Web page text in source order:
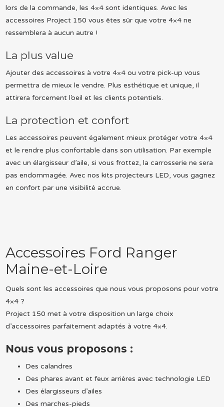
lors de la commande, les 4×4 sont identiques. Avec les
accessoires Project 150 vous êtes sûr que votre 4×4 ne
ressemblera à aucun autre !
La plus value
Ajouter des accessoires à votre 4×4 ou votre pick-up vous
permettra de mieux le vendre. Plus esthétique et unique, il
attirera forcement l’oeil et les clients potentiels.
La protection et confort
Les accessoires peuvent également mieux protéger votre 4×4
et le rendre plus confortable dans son utilisation. Par exemple
avec un élargisseur d’aile, si vous frottez, la carrosserie ne sera
pas endommagée. Avec nos kits projecteurs LED, vous gagnez
en confort par une visibilité accrue.
Accessoires Ford Ranger
Maine-et-Loire
Quels sont les accessoires que nous vous proposons pour votre
4×4 ?
Project 150 met à votre disposition un large choix
d’accessoires parfaitement adaptés à votre 4×4.
Nous vous proposons :
Des calandres
Des phares avant et feux arrières avec technologie LED
Des élargisseurs d’ailes
Des marches-pieds